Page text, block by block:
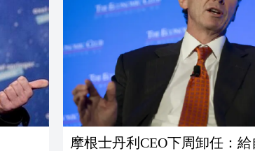
摩根士丹利CEO下周卸任：給